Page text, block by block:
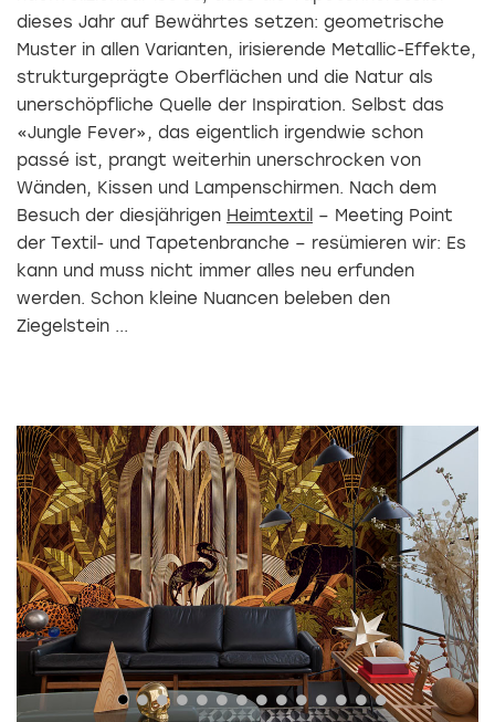
dieses Jahr auf Bewährtes setzen: geometrische
Muster in allen Varianten, irisierende Metallic-Effekte,
strukturgeprägte Oberflächen und die Natur als
unerschöpfliche Quelle der Inspiration. Selbst das
«Jungle Fever», das eigentlich irgendwie schon
passé ist, prangt weiterhin unerschrocken von
Wänden, Kissen und Lampenschirmen. Nach dem
Besuch der diesjährigen Heimtextil – Meeting Point
der Textil- und Tapetenbranche – resümieren wir: Es
kann und muss nicht immer alles neu erfunden
werden. Schon kleine Nuancen beleben den
Ziegelstein ...